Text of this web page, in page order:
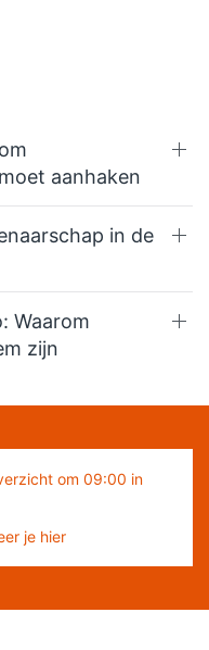
aanhaken
in de
Waarom
zijn
om 09:00 in
je hier